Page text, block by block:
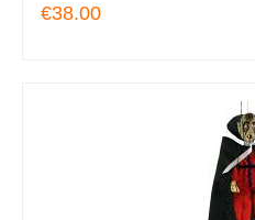
€38.00